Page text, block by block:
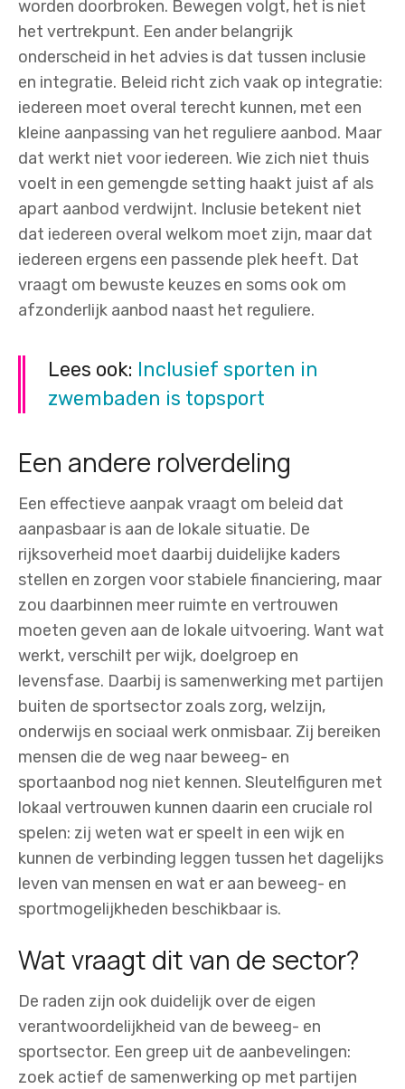
worden doorbroken. Bewegen volgt, het is niet
het vertrekpunt. Een ander belangrijk
onderscheid in het advies is dat tussen inclusie
en integratie. Beleid richt zich vaak op integratie:
iedereen moet overal terecht kunnen, met een
kleine aanpassing van het reguliere aanbod. Maar
dat werkt niet voor iedereen. Wie zich niet thuis
voelt in een gemengde setting haakt juist af als
apart aanbod verdwijnt. Inclusie betekent niet
dat iedereen overal welkom moet zijn, maar dat
iedereen ergens een passende plek heeft. Dat
vraagt om bewuste keuzes en soms ook om
afzonderlijk aanbod naast het reguliere.
Lees ook: Inclusief sporten in
zwembaden is topsport
Een andere rolverdeling
Een effectieve aanpak vraagt om beleid dat
aanpasbaar is aan de lokale situatie. De
rijksoverheid moet daarbij duidelijke kaders
stellen en zorgen voor stabiele financiering, maar
zou daarbinnen meer ruimte en vertrouwen
moeten geven aan de lokale uitvoering. Want wat
werkt, verschilt per wijk, doelgroep en
levensfase. Daarbij is samenwerking met partijen
buiten de sportsector zoals zorg, welzijn,
onderwijs en sociaal werk onmisbaar. Zij bereiken
mensen die de weg naar beweeg- en
sportaanbod nog niet kennen. Sleutelfiguren met
lokaal vertrouwen kunnen daarin een cruciale rol
spelen: zij weten wat er speelt in een wijk en
kunnen de verbinding leggen tussen het dagelijks
leven van mensen en wat er aan beweeg- en
sportmogelijkheden beschikbaar is.
Wat vraagt dit van de sector?
De raden zijn ook duidelijk over de eigen
verantwoordelijkheid van de beweeg- en
sportsector. Een greep uit de aanbevelingen:
zoek actief de samenwerking op met partijen